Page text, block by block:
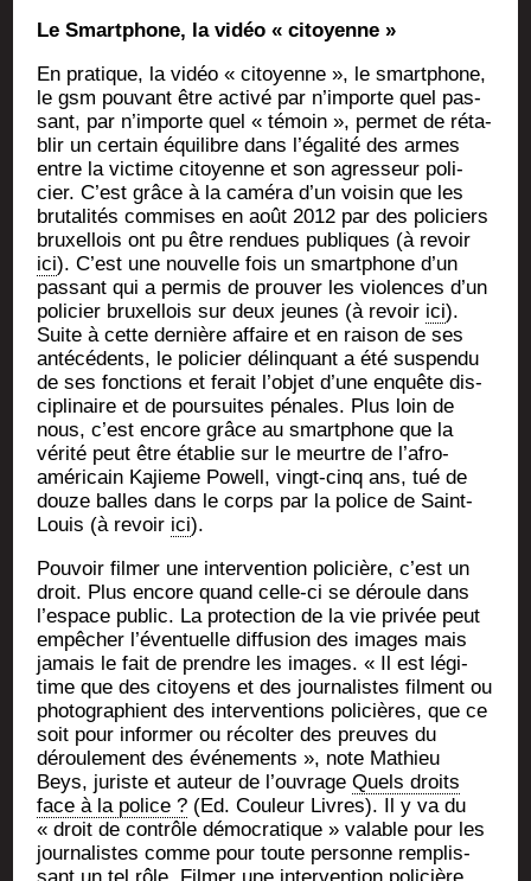
Le Smart­phone, la vidéo « citoyenne »
En pra­tique, la vidéo « citoyenne », le smart­phone,
le gsm pou­vant être acti­vé par n’importe quel pas­
sant, par n’importe quel « témoin », per­met de réta­
blir un cer­tain équi­libre dans l’égalité des armes
entre la vic­time citoyenne et son agres­seur poli­
cier. C’est grâce à la camé­ra d’un voi­sin que les
bru­ta­li­tés com­mises en août 2012 par des poli­ciers
bruxel­lois ont pu être ren­dues publiques (à revoir
ici). C’est une nou­velle fois un smart­phone d’un
pas­sant qui a per­mis de prou­ver les vio­lences d’un
poli­cier bruxel­lois sur deux jeunes (à revoir ici).
Suite à cette der­nière affaire et en rai­son de ses
anté­cé­dents, le poli­cier délin­quant a été sus­pen­du
de ses fonc­tions et ferait l’objet d’une enquête dis­
ci­pli­naire et de pour­suites pénales. Plus loin de
nous, c’est encore grâce au smart­phone que la
véri­té peut être éta­blie sur le meurtre de l’afro-
américain Kajieme Powell, vingt-cinq ans, tué de
douze balles dans le corps par la police de Saint-
Louis (à revoir ici).
Pou­voir fil­mer une inter­ven­tion poli­cière, c’est un
droit. Plus encore quand celle-ci se déroule dans
l’espace public. La pro­tec­tion de la vie pri­vée peut
empê­cher l’éventuelle dif­fu­sion des images mais
jamais le fait de prendre les images. « Il est légi­
time que des citoyens et des jour­na­listes filment ou
pho­to­gra­phient des inter­ven­tions poli­cières, que ce
soit pour infor­mer ou récol­ter des preuves du
dérou­le­ment des évé­ne­ments », note Mathieu
Beys, juriste et auteur de l’ouvrageQuels droits
face à la police ? (Ed. Cou­leur Livres). Il y va du
« droit de contrôle démo­cra­tique » valable pour les
jour­na­listes comme pour toute per­sonne rem­plis­